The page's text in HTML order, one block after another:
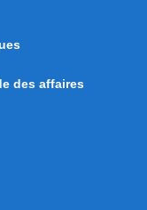
des affaires